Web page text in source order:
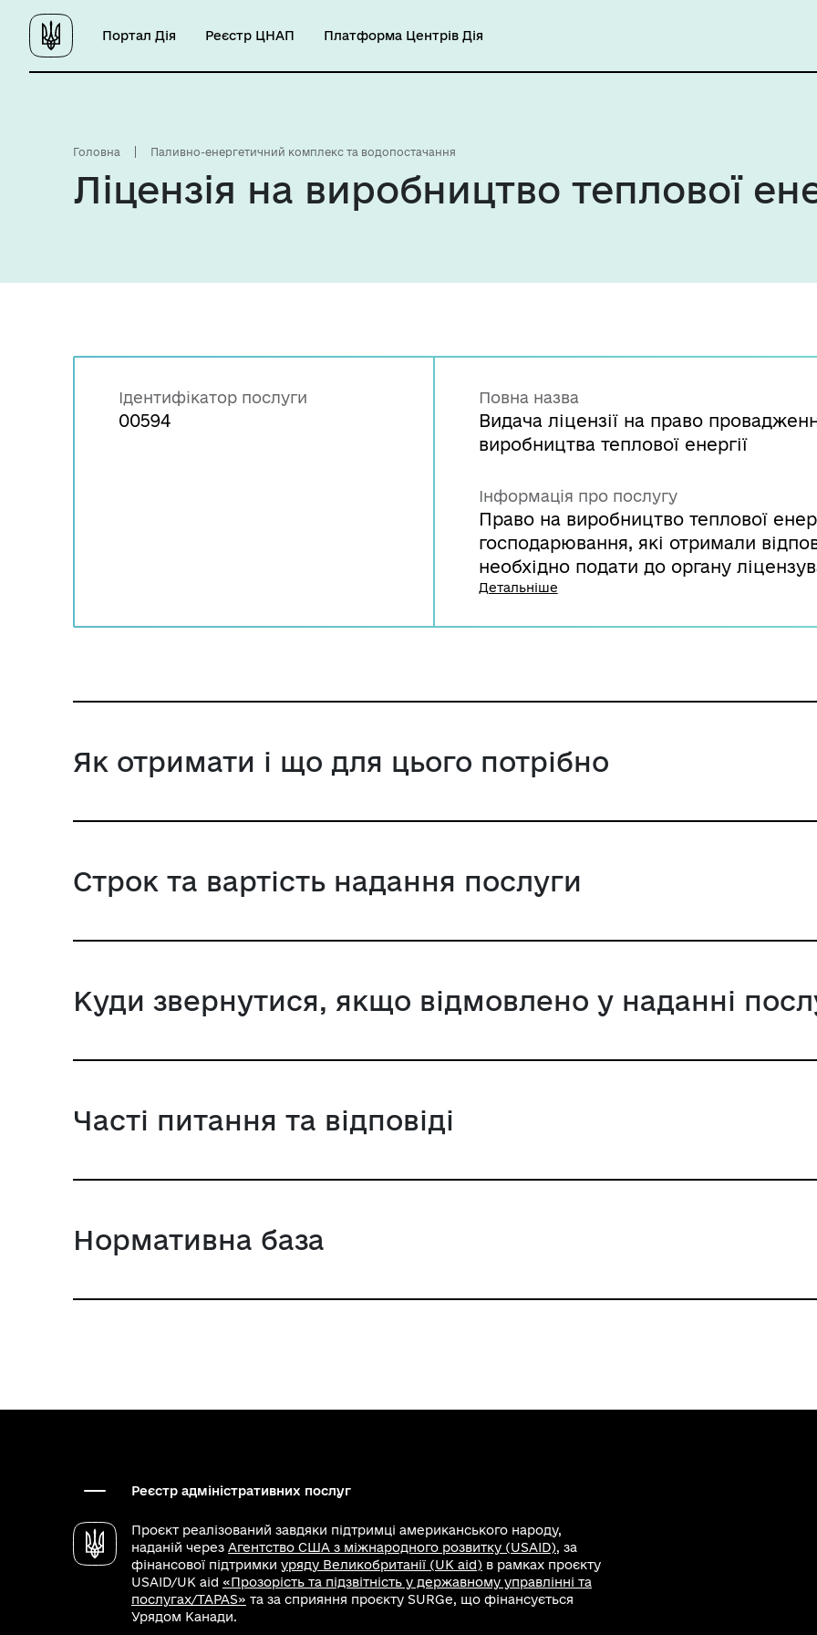
Портал Дія Реєстр ЦНАП Платформа Центрів Дія
Головна Паливно-енергетичний комплекс та водопостачання
Ліцензія на виробництво теплової
Ідентифікатор послуги
00594
Повна назва
Видача ліцензії на право
виробництва теплової енергії
Інформація про послугу
Право на виробництво теплової
господарювання, які отримали
необхідно подати до органу
ліцензії та відповідний перелік
Детальніше
Як отримати і що для цього потрібно
Строк та вартість надання послуги
Куди звернутися, якщо відмовлено у наданні
Часті питання та відповіді
Нормативна база
Реєстр адміністративних послуг
Проєкт реалізований завдяки підтримці американського народу,
наданій через Агентство США з міжнародного розвитку (USAID), за
фінансової підтримки уряду Великобританії (UK aid) в рамках проєкту
USAID/UK aid «Прозорість та підзвітність у державному управлінні та
послугах/TAPAS» та за сприяння проєкту SURGe, що фінансується
Урядом Канади.